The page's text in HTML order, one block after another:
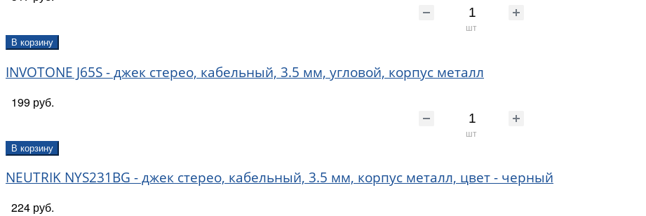
шт
В корзину
INVOTONE J65S - джек стерео, кабельный, 3.5 мм, угловой, корпус металл
199 руб.
шт
В корзину
NEUTRIK NYS231BG - джек стерео, кабельный, 3.5 мм, корпус металл, цвет - черный
224 руб.